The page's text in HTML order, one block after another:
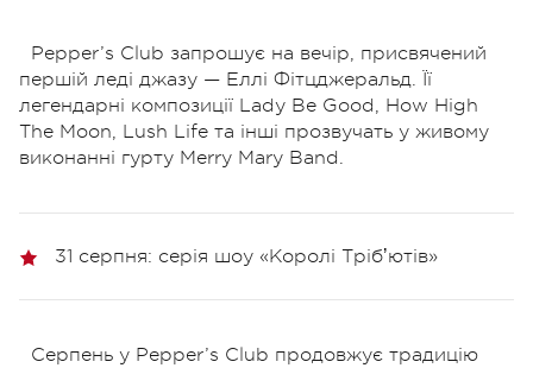
Pepper’s Club запрошує на вечір, присвячений
першій леді джазу — Еллі Фітцджеральд. Її
легендарні композиції Lady Be Good, How High
The Moon, Lush Life та інші прозвучать у живому
виконанні гурту Merry Mary Band.
31 серпня: серія шоу «Королі Трібʼютів»
Серпень у Pepper’s Club продовжує традицію